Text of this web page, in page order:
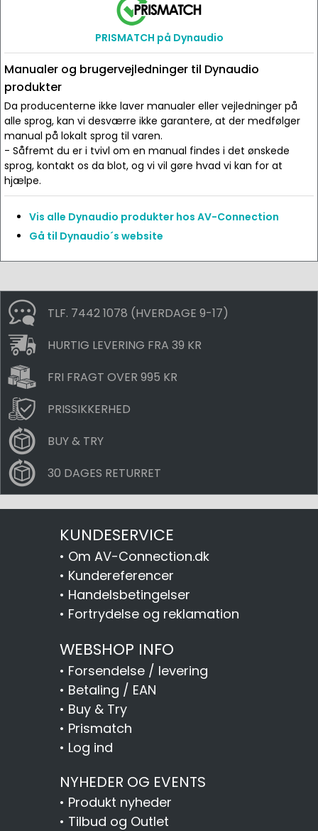
PRISMATCH på Dynaudio
Manualer og brugervejledninger til Dynaudio
produkter
Da producenterne ikke laver manualer eller vejledninger på
alle sprog, kan vi desværre ikke garantere, at der medfølger
manual på lokalt sprog til varen.
- Såfremt du er i tvivl om en manual findes i det ønskede
sprog, kontakt os da blot, og vi vil gøre hvad vi kan for at
hjælpe.
Vis alle Dynaudio produkter hos AV-Connection
Gå til Dynaudio´s website
TLF. 7442 1078 (HVERDAGE 9-17)
HURTIG LEVERING FRA 39 KR
FRI FRAGT OVER 995 KR
PRISSIKKERHED
BUY & TRY
30 DAGES RETURRET
KUNDESERVICE
• Om AV-Connection.dk
• Kundereferencer
• Handelsbetingelser
• Fortrydelse og reklamation
WEBSHOP INFO
• Forsendelse / levering
• Betaling / EAN
• Buy & Try
• Prismatch
• Log ind
NYHEDER OG EVENTS
• Produkt nyheder
• Tilbud og Outlet